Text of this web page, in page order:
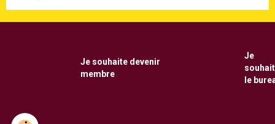
Je souhaite devenir
membre
Je
le